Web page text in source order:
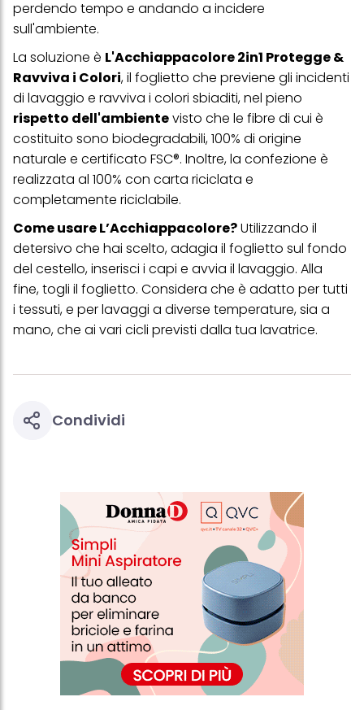
perdendo tempo e andando a incidere
sull'ambiente.
La soluzione è L'Acchiappacolore 2in1 Protegge &
Ravviva i Colori, il foglietto che previene gli incidenti
di lavaggio e ravviva i colori sbiaditi, nel pieno
rispetto dell'ambientevisto che le fibre di cui è
costituito sono biodegradabili, 100% di origine
naturale e certificato FSC®. Inoltre, la confezione è
realizzata al 100% con carta riciclata e
completamente riciclabile.
Come usare L’Acchiappacolore?Utilizzando il
detersivo che hai scelto, adagia il foglietto sul fondo
del cestello, inserisci i capi e avvia il lavaggio. Alla
fine, togli il foglietto. Considera che è adatto per tutti
i tessuti, e per lavaggi a diverse temperature, sia a
mano, che ai vari cicli previsti dalla tua lavatrice.
Condividi
clic su "modifica" di seguito".
trattamento dei tuoi dati / sull'uso dei cookie e consentirli per uno o
più degli scopi sopra menzionati. Cliccando su "Accetta tutto",
acconsenti all'uso dei cookie e al trattamento dei tuoi dati
personali per tutte le finalità sopra indicate. Se fai clic su "Rifiuta",
verranno utilizzati solo i cookie tecnicamente necessari per fornirti
questo sito web.